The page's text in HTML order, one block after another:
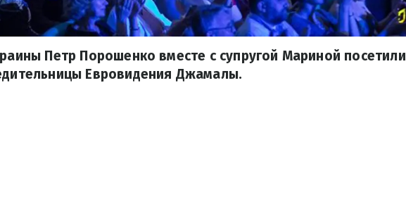
Петр Порошенко вместе с супругой Мариной посетили
Евровидения Джамалы.